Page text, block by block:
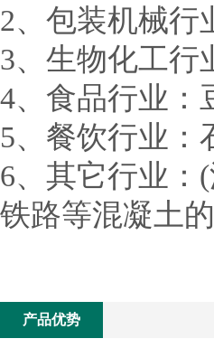
2、包装机械行
3、生物化工行
4、食品行业：
5、餐饮行业：
6、其它行业：
铁路等混凝土
产品优势